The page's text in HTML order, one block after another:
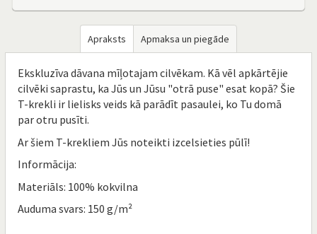
Apraksts Apmaksa un piegāde
Ekskluzīva dāvana mīļotajam cilvēkam. Kā vēl apkārtējie
cilvēki saprastu, ka Jūs un Jūsu "otrā puse" esat kopā? Šie
T-krekli ir lielisks veids kā parādīt pasaulei, ko Tu domā
par otru pusīti.
Ar šiem T-krekliem Jūs noteikti izcelsieties pūlī!
Informācija:
Materiāls: 100% kokvilna
Auduma svars: 150 g/m²